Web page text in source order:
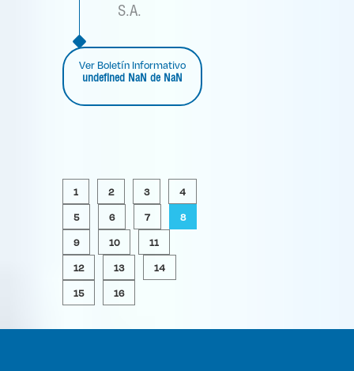
S.A.
Ver Boletín Informativo
undefined NaN de NaN
1 2 3
4
5
6 7
8
9
10
11
12
13
14
15
16